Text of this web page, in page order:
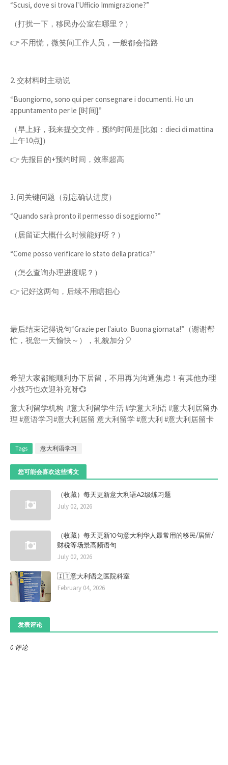
“Scusi, dove si trova l'Ufficio Immigrazione?”
（打扰一下，移民办公室在哪里？）
👉 不用慌，微笑问工作人员，一般都会指路
2. 交材料时主动说
“Buongiorno, sono qui per consegnare i documenti. Ho un
appuntamento per le [时间].”
（早上好，我来提交文件，预约时间是[比如：dieci di mattina
上午10点]）
👉 先报目的+预约时间，效率超高
3. 问关键问题（别忘确认进度）
“Quando sarà pronto il permesso di soggiorno?”
（居留证大概什么时候能好呀？）
“Come posso verificare lo stato della pratica?”
（怎么查询办理进度呢？）
👉 记好这两句，后续不用瞎担心
最后结束记得说句“Grazie per l'aiuto. Buona giornata!”（谢谢帮
忙，祝您一天愉快～），礼貌加分🎈
希望大家都能顺利办下居留，不用再为沟通焦虑！有其他办理
小技巧也欢迎补充呀💞
意大利留学机构 #意大利留学生活 #学意大利语 #意大利居留办
理 #意语学习#意大利居留 意大利留学 #意大利 #意大利居留卡
Tags 意大利语学习
您可能会喜欢这些博文
（收藏）每天更新意大利语A2级练习题
July 02, 2026
（收藏）每天更新10句意大利华人最常用的移民/居留/
财税等场景高频语句
July 02, 2026
🇮🇹意大利语之医院科室
February 04, 2026
发表评论
0 评论